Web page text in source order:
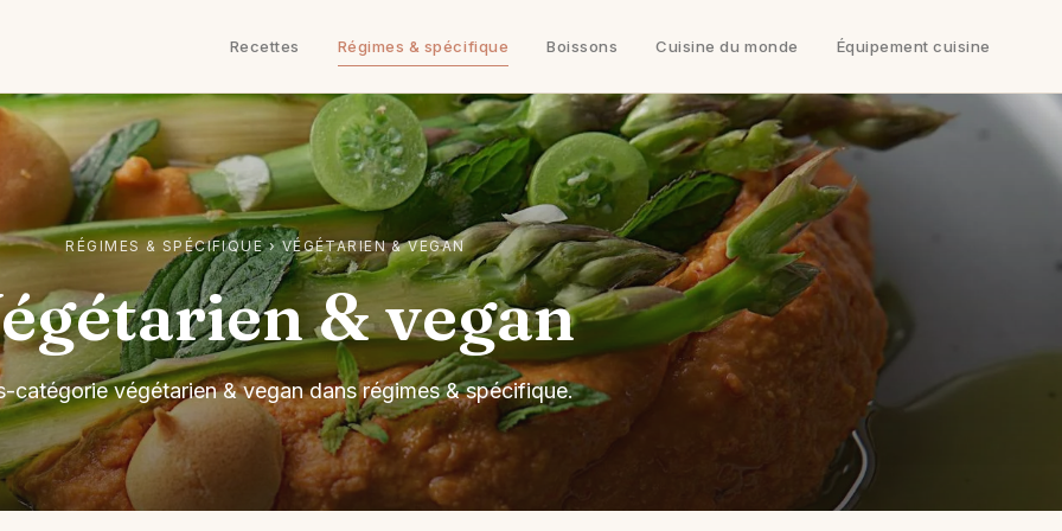
Recettes Régimes & spécifique Boissons Cuisine du monde Équipement cuisine
RÉGIMES & SPÉCIFIQUE › VÉGÉTARIEN & VEGAN
& vegan
catégorie végétarien & vegan dans régimes & spécifique.